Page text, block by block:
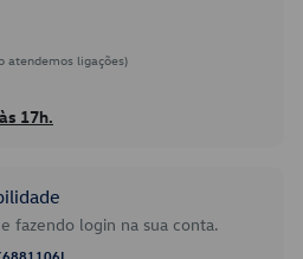
atendemos ligações)
17h.
fazendo login na sua conta.